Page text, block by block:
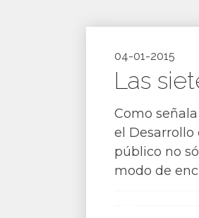
04-01-2015
Las
Como
el Desarrollo
público no
modo de